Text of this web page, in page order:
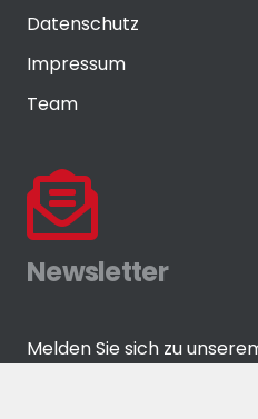
Datenschutz
Impressum
Team
Newsletter
Melden Sie sich zu